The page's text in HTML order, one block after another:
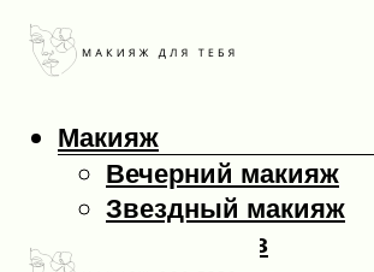
Макияж
Вечерний макияж
Звездный макияж
Макияж глаз